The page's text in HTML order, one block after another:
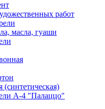
работ
масла, гуаши
(синтетическая)
А-4 "Палаццо"